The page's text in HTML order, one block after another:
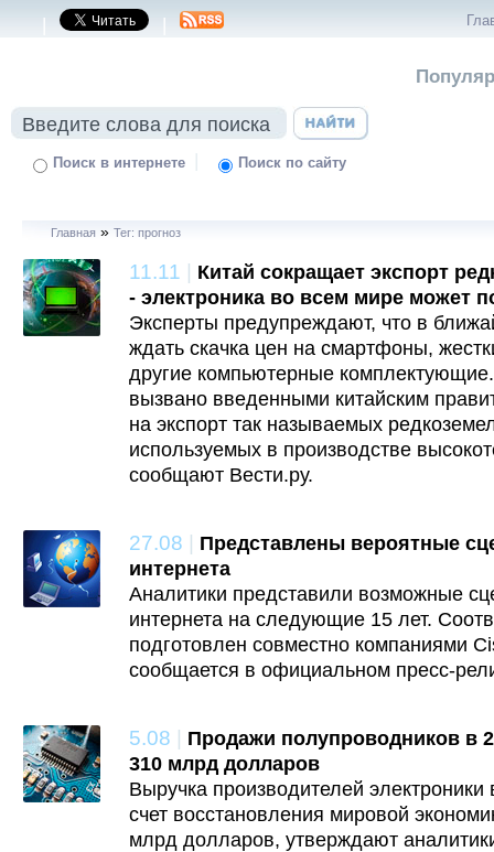
| |
Поиск в интернете | Поиск по сайту
Главная » Тег: прогноз
11.11 | Китай сокращает экспорт
- электроника во всем мире может
Эксперты предупреждают, что в
ждать скачка цен на смартфоны,
другие компьютерные
вызвано введенными китайским
на экспорт так называемых
используемых в производстве
сообщают Вести.ру.
27.08 | Представлены вероятные
интернета
Аналитики представили возможные
интернета на следующие 15 лет.
подготовлен совместно компаниями
сообщается в официальном пресс-
5.08 | Продажи полупроводников в
310 млрд долларов
Выручка производителей
счет восстановления мировой
млрд долларов, утверждают